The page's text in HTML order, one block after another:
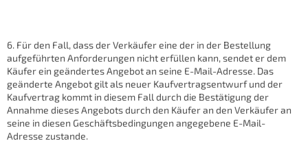
6. Für den Fall, dass der Verkäufer eine der in der Bestellung
aufgeführten Anforderungen nicht erfüllen kann, sendet er dem
Käufer ein geändertes Angebot an seine E-Mail-Adresse. Das
geänderte Angebot gilt als neuer Kaufvertragsentwurf und der
Kaufvertrag kommt in diesem Fall durch die Bestätigung der
Annahme dieses Angebots durch den Käufer an den Verkäufer an
seine in diesen Geschäftsbedingungen angegebene E-Mail-
Adresse zustande.